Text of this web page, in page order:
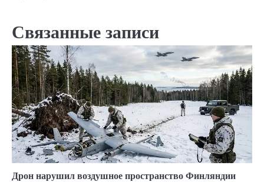
Связанные записи
Дрон нарушил воздушное пространство Финляндии